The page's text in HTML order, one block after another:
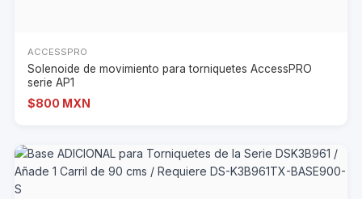
ACCESSPRO
Solenoide de movimiento para torniquetes AccessPRO
serie AP1
$800 MXN